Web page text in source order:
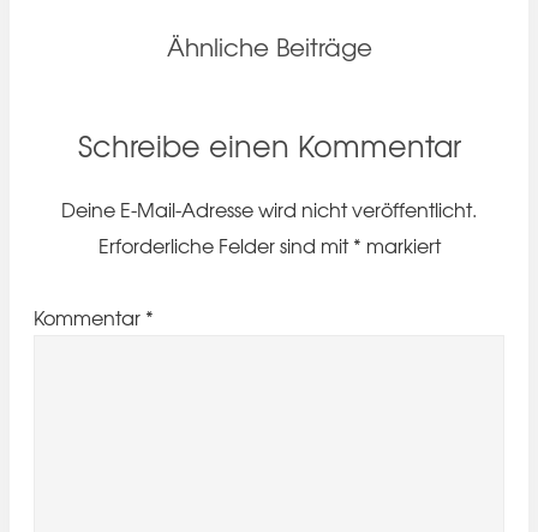
Ähnliche Beiträge
Schreibe einen Kommentar
Deine E-Mail-Adresse wird nicht veröffentlicht.
Erforderliche Felder sind mit* markiert
Kommentar *